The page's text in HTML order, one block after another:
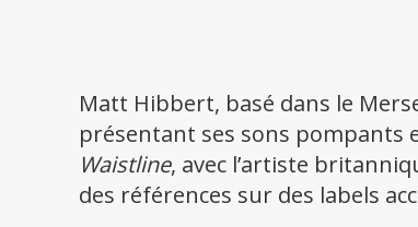
Matt Hibbert, basé dans le
présentant ses sons pompants
Waistline, avec l’artiste
des références sur des labels